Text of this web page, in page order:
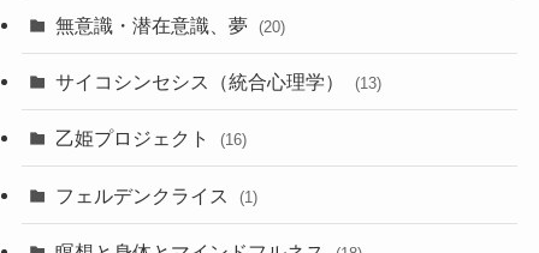
無意識・潜在意識、夢 (20)
サイコシンセシス（統合心理学） (13)
乙姫プロジェクト (16)
フェルデンクライス (1)